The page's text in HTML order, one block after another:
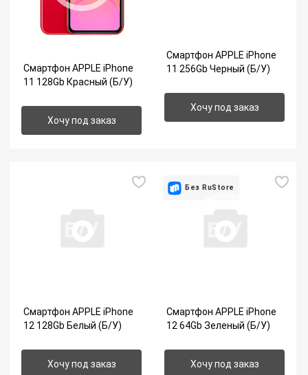
Смартфон APPLE iPhone
11 128Gb Красный (Б/У)
Хочу под заказ
Смартфон APPLE iPhone
11 256Gb Черный (Б/У)
Хочу под заказ
Смартфон APPLE iPhone
12 128Gb Белый (Б/У)
Хочу под заказ
Без RuStore
Смартфон APPLE iPhone
12 64Gb Зеленый (Б/У)
Хочу под заказ